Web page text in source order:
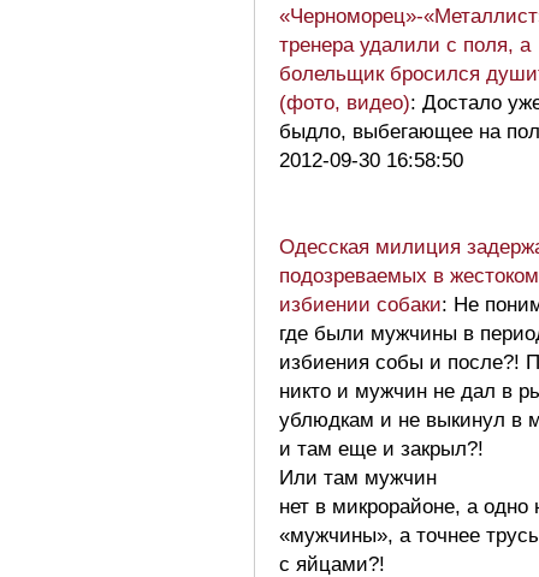
«Черноморец»-
тренера удалили с поля, а
болельщик бросился
(фото, видео): Достало
быдло, выбегающее на
2012-09-30 16:58:50
Одесская милиция
подозреваемых в жестоком
избиении собаки: Не
где были мужчины в
избиения собы и после?!
никто и мужчин не дал в
ублюдкам и не выкинул в
и там еще и закрыл?!
Или там мужчин
нет в микрорайоне, а одно
«мужчины», а точнее
с яйцами?!